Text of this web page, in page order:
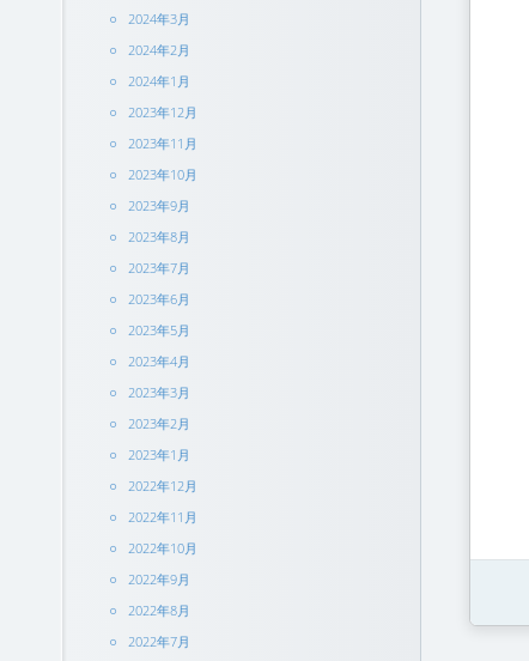
2024年3月
2024年2月
2024年1月
2023年12月
2023年11月
2023年10月
2023年9月
2023年8月
2023年7月
2023年6月
2023年5月
2023年4月
2023年3月
2023年2月
2023年1月
2022年12月
2022年11月
2022年10月
2022年9月
2022年8月
2022年7月